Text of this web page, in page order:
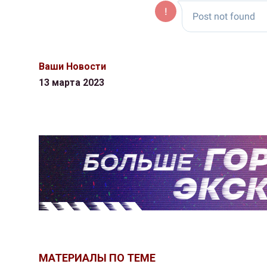
Ваши Новости
13 марта 2023
МАТЕРИАЛЫ ПО ТЕМЕ